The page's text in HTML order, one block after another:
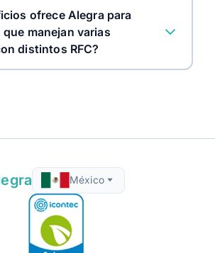
ofrece Alegra para
manejan varias
distintos RFC?
México